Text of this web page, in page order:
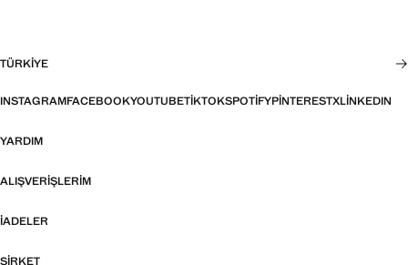
TÜRKIYE
INSTAGRAMFACEBOOKYOUTUBETIKTOKSPOTIFYPINTERESTXLINKEDIN
YARDIM
ALIŞVERIŞLERIM
İADELER
ŞIRKET